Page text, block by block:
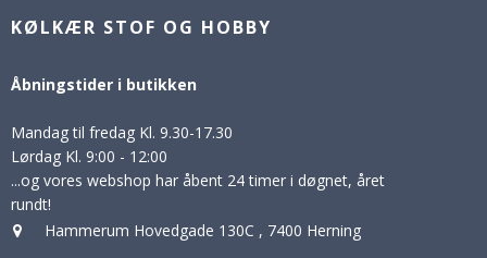
KØLKÆR STOF OG HOBBY
Åbningstider i butikken
Mandag til fredag Kl. 9.30-17.30
Lørdag Kl. 9:00 - 12:00
...og vores webshop har åbent 24 timer i døgnet, året
rundt!
Hammerum Hovedgade 130C , 7400 Herning